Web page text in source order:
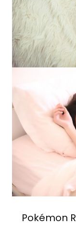
Pokémon